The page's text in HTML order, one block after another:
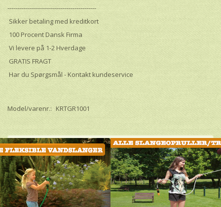
---------------------------------------------
Sikker betaling med kreditkort
100 Procent Dansk Firma
Vi levere på 1-2 Hverdage
GRATIS FRAGT
Har du Spørgsmål - Kontakt kundeservice
Model/varenr.: KRTGR1001